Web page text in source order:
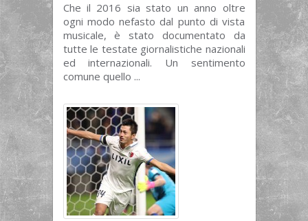
Che il 2016 sia stato un anno oltre
ogni modo nefasto dal punto di vista
musicale, è stato documentato da
tutte le testate giornalistiche nazionali
ed internazionali. Un sentimento
comune quello ...